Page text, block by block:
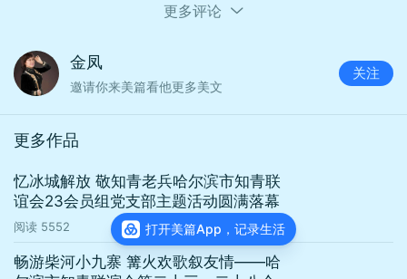
担任主旗手是23组知青，也是退伍军人辛鸿照。
更多评论
金凤
邀请你来美篇看他更多美文
关注
更多作品
忆冰城解放 敬知青老兵哈尔滨市知青联
谊会23会员组党支部主题活动圆满落幕
阅读 5552
畅游柴河小九寨 篝火欢歌叙友情——哈
打开美篇App，记录生活